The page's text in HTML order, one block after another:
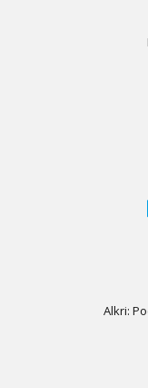
Alkri: